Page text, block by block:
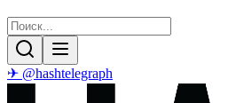
✈ @hashtelegraph